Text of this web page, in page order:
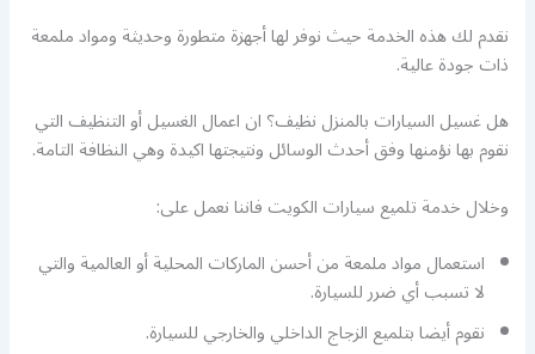
نقدم لك هذه الخدمة حيث نوفر لها أجهزة متطورة وحديثة ومواد ملمعة
ذات جودة عالية.
هل غسيل السيارات بالمنزل نظيف؟ ان اعمال الغسيل أو التنظيف التي
نقوم بها نؤمنها وفق أحدث الوسائل ونتيجتها اكيدة وهي النظافة التامة.
وخلال خدمة تلميع سيارات الكويت فاننا نعمل على:
استعمال مواد ملمعة من أحسن الماركات المحلية أو العالمية والتي
لا تسبب أي ضرر للسيارة.
نقوم أيضا بتلميع الزجاج الداخلي والخارجي للسيارة.